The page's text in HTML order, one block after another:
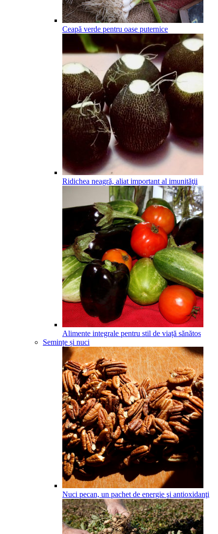
Ceapă verde pentru oase puternice
Ridichea neagră, aliat important al imunităţii
Alimente integrale pentru stil de viață sănătos
Semințe și nuci
Nuci pecan, un pachet de energie şi antioxidanţi